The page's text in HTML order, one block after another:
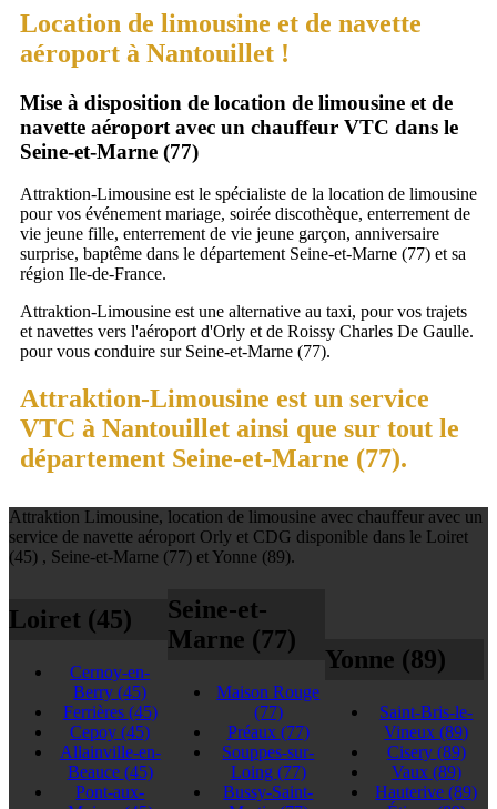
Location de limousine et de navette
aéroport à Nantouillet !
Mise à disposition de location de limousine et de
navette aéroport avec un chauffeur VTC dans le
Seine-et-Marne (77)
Attraktion-Limousine est le spécialiste de la location de limousine
pour vos événement mariage, soirée discothèque, enterrement de
vie jeune fille, enterrement de vie jeune garçon, anniversaire
surprise, baptême dans le département Seine-et-Marne (77) et sa
région Ile-de-France.
Attraktion-Limousine est une alternative au taxi, pour vos trajets
et navettes vers l'aéroport d'Orly et de Roissy Charles De Gaulle.
pour vous conduire sur Seine-et-Marne (77).
Attraktion-Limousine est un service
VTC à Nantouillet ainsi que sur tout le
département Seine-et-Marne (77).
Attraktion Limousine, location de limousine avec chauffeur avec un
service de navette aéroport Orly et CDG disponible dans le Loiret
(45) , Seine-et-Marne (77) et Yonne (89).
Loiret (45)
Cernoy-en-
Berry(45)
Ferrières (45)
Cepoy(45)
Allainville-en-
Beauce (45)
Pont-aux-
Seine-et-
Marne (77)
Maison Rouge
(77)
Préaux (77)
Souppes-sur-
Loing (77)
Bussy-Saint-
Yonne (89)
Saint-Bris-le-
Vineux(89)
Cisery (89)
Vaux (89)
Hauterive(89)